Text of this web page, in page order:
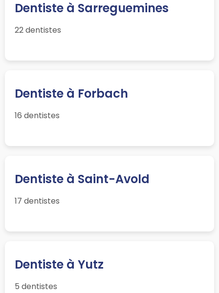
Dentiste à Sarreguemines
22 dentistes
Dentiste à Forbach
16 dentistes
Dentiste à Saint-Avold
17 dentistes
Dentiste à Yutz
5 dentistes